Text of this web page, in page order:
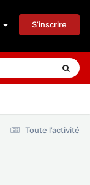
S’inscrire
Toute l’activité